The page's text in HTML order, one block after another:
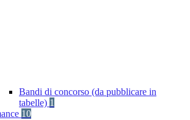
Bandi di concorso (da pubblicare in
tabelle) 1
10